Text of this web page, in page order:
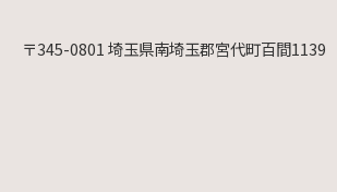
〒345-0801 埼玉県南埼玉郡宮代町百間1139